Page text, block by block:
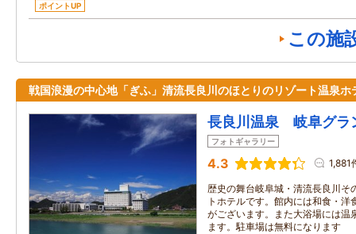
ポイントUP
この施
戦国浪漫の中心地「ぎふ」清流長良川のほとりのリゾート温泉ホ
長良川温泉 岐阜グラ
フォトギャラリー
4.3 1,881
歴史の舞台岐阜城・清流長良川そ
トホテルです。館内には和食・
がございます。また大浴場には温
ます。駐車場は無料になります